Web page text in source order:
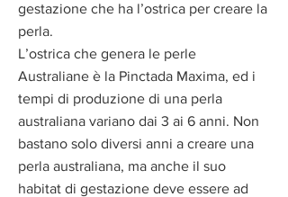
gestazione che ha l’ostrica per creare la
perla.
L’ostrica che genera le perle
Australiane è la Pinctada Maxima, ed i
tempi di produzione di una perla
australiana variano dai 3 ai 6 anni. Non
bastano solo diversi anni a creare una
perla australiana, ma anche il suo
habitat di gestazione deve essere ad